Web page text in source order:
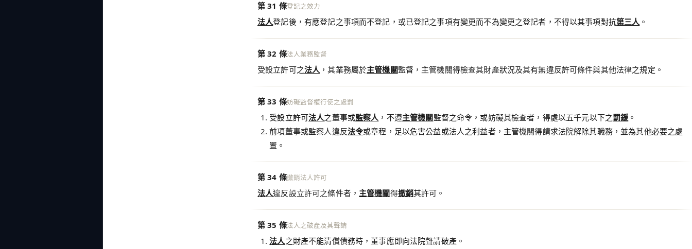
第 31 條登記之效力
法人登記後，有應登記之事項而不登記，或已登記之事項有變更而不為變更之登記者，不得以其事項對抗第三人。
第 32 條法人業務監督
受設立許可之法人，其業務屬於主管機關監督，主管機關得檢查其財產狀況及其有無違反許可條件與其他法律之規定。
第 33 條妨礙監督權行使之處罰
受設立許可法人之董事或監察人，不遵主管機關監督之命令，或妨礙其檢查者，得處以五千元以下之罰鍰 。
前項董事或監察人違反法令或章程，足以危害公益或法人之利益者，主管機關得請求法院解除其職務，並為其他必要之處
置。
第 34 條撤銷法人許可
法人違反設立許可之條件者， 主管機關得撤銷其許可。
第 35 條法人之破產及其聲請
法人之財產不能清償債務時，董事應即向法院聲請破產。